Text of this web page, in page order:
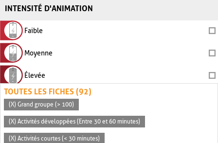
INTENSITÉ D'ANIMATION
Faible
Moyenne
Élevée
TOUTES LES FICHES (92)
(X) Grand groupe (> 100)
(X) Activités développées (Entre 30 et 60 minutes)
(X) Activités courtes (< 30 minutes)